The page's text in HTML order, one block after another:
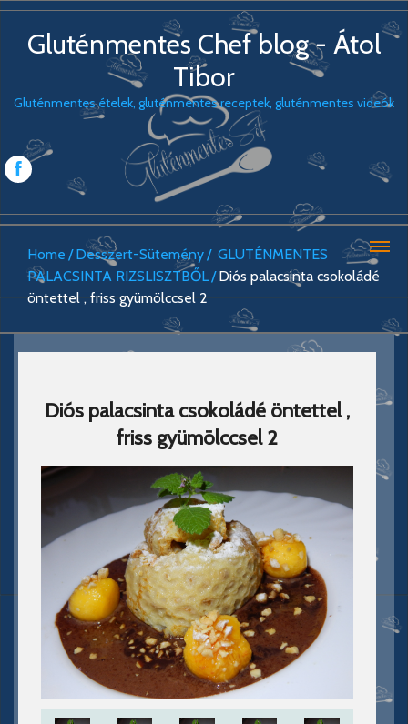
Gluténmentes Chef blog - Átol
Tibor
Gluténmentes ételek, gluténmentes receptek, gluténmentes videók
Home Desszert-Sütemény
GLUTÉNMENTES
PALACSINTA RIZSLISZTBŐL
Diós palacsinta csokoládé
öntettel , friss gyümölccsel 2
Diós palacsinta csokoládé öntettel ,
friss gyümölccsel 2